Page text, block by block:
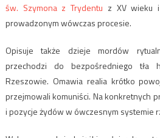
św. Szymona z Trydentu z XV wieku
prowadzonym wówczas procesie.
Opisuje także dzieje mordów
przechodzi do bezpośredniego tła
Rzeszowie. Omawia realia krótko
przejmowali komuniści. Na konkretnych
i pozycje żydów w ówczesnym systemie